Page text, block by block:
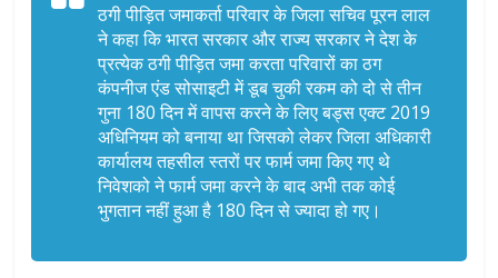
ठगी पीड़ित जमाकर्ता परिवार के जिला सचिव पूरन लाल
ने कहा कि भारत सरकार और राज्य सरकार ने देश के
प्रत्येक ठगी पीड़ित जमा करता परिवारों का ठग
कंपनीज एंड सोसाइटी में डूब चुकी रकम को दो से तीन
गुना 180 दिन में वापस करने के लिए बड्स एक्ट 2019
अधिनियम को बनाया था जिसको लेकर जिला अधिकारी
कार्यालय तहसील स्तरों पर फार्म जमा किए गए थे
निवेशको ने फार्म जमा करने के बाद अभी तक कोई
भुगतान नहीं हुआ है 180 दिन से ज्यादा हो गए।